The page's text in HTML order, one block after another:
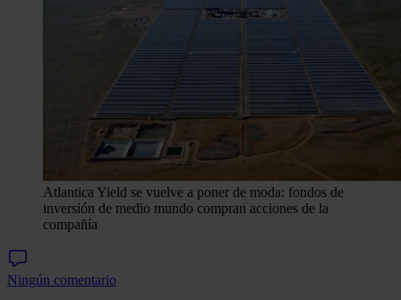
Atlantica Yield se vuelve a poner de moda: fondos de
inversión de medio mundo compran acciones de la
compañía
Ningún comentario